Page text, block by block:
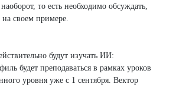
то есть необходимо обсуждать,
на своем примере.
будут изучать ИИ:
будет преподаваться в рамках уроков
уровня уже с 1 сентября. Вектор